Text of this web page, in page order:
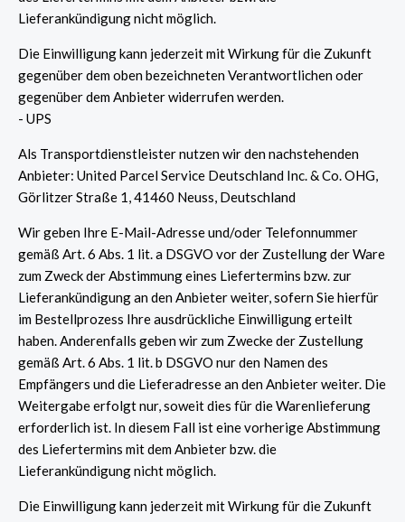
Lieferankündigung nicht möglich.
Die Einwilligung kann jederzeit mit Wirkung für die Zukunft
gegenüber dem oben bezeichneten Verantwortlichen oder
gegenüber dem Anbieter widerrufen werden.
- UPS
Als Transportdienstleister nutzen wir den nachstehenden
Anbieter: United Parcel Service Deutschland Inc. & Co. OHG,
Görlitzer Straße 1, 41460 Neuss, Deutschland
Wir geben Ihre E-Mail-Adresse und/oder Telefonnummer
gemäß Art. 6 Abs. 1 lit. a DSGVO vor der Zustellung der Ware
zum Zweck der Abstimmung eines Liefertermins bzw. zur
Lieferankündigung an den Anbieter weiter, sofern Sie hierfür
im Bestellprozess Ihre ausdrückliche Einwilligung erteilt
haben. Anderenfalls geben wir zum Zwecke der Zustellung
gemäß Art. 6 Abs. 1 lit. b DSGVO nur den Namen des
Empfängers und die Lieferadresse an den Anbieter weiter. Die
Weitergabe erfolgt nur, soweit dies für die Warenlieferung
erforderlich ist. In diesem Fall ist eine vorherige Abstimmung
des Liefertermins mit dem Anbieter bzw. die
Lieferankündigung nicht möglich.
Die Einwilligung kann jederzeit mit Wirkung für die Zukunft